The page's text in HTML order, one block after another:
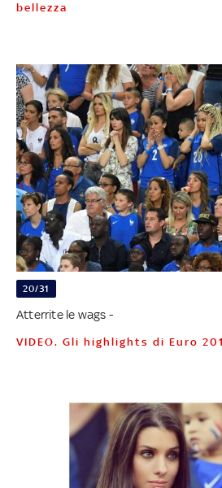
bellezza
20/31
Atterrite le wags -
VIDEO. Gli highlights di Euro